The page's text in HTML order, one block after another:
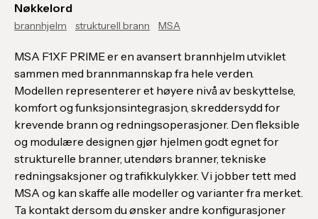
Nøkkelord
brannhjelm strukturell brann MSA
MSA F1XF PRIME er en avansert brannhjelm utviklet
sammen med brannmannskap fra hele verden.
Modellen representerer et høyere nivå av beskyttelse,
komfort og funksjonsintegrasjon, skreddersydd for
krevende brann og redningsoperasjoner. Den fleksible
og modulære designen gjør hjelmen godt egnet for
strukturelle branner, utendørs branner, tekniske
redningsaksjoner og trafikkulykker. Vi jobber tett med
MSA og kan skaffe alle modeller og varianter fra merket.
Ta kontakt dersom du ønsker andre konfigurasjoner